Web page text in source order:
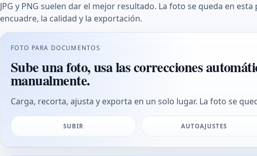
JPG y PNG suelen dar el mejor resultado. La foto se queda en
encuadre, la calidad y la exportación.
FOTO PARA DOCUMENTOS
Sube una foto, usa las correcciones
manualmente.
Carga, recorta, ajusta y exporta en un solo lugar. La foto se
SUBIR AUTOAJUSTES